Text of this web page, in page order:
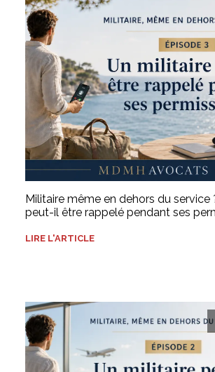
Militaire même en dehors du service
peut-il être rappelé pendant ses
LIRE L'ARTICLE